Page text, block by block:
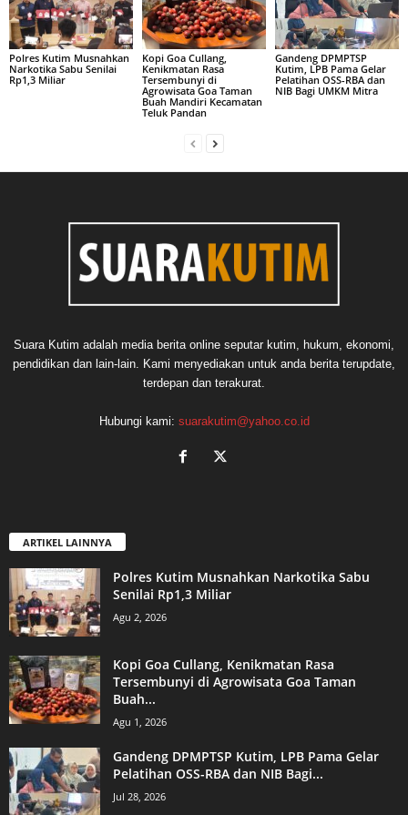
Polres Kutim Musnahkan
Narkotika Sabu Senilai
Rp1,3 Miliar
Kopi Goa Cullang,
Kenikmatan Rasa
Tersembunyi di
Agrowisata Goa Taman
Buah Mandiri Kecamatan
Teluk Pandan
Gandeng DPMPTSP
Kutim, LPB Pama Gelar
Pelatihan OSS-RBA dan
NIB Bagi UMKM Mitra
Suara Kutim adalah media berita online seputar kutim, hukum, ekonomi,
pendidikan dan lain-lain. Kami menyediakan untuk anda berita terupdate,
terdepan dan terakurat.
Hubungi kami: suarakutim@yahoo.co.id
ARTIKEL LAINNYA
Polres Kutim Musnahkan Narkotika Sabu
Senilai Rp1,3 Miliar
Agu 2, 2026
Kopi Goa Cullang, Kenikmatan Rasa
Tersembunyi di Agrowisata Goa Taman
Buah...
Agu 1, 2026
Gandeng DPMPTSP Kutim, LPB Pama Gelar
Pelatihan OSS-RBA dan NIB Bagi...
Jul 28, 2026